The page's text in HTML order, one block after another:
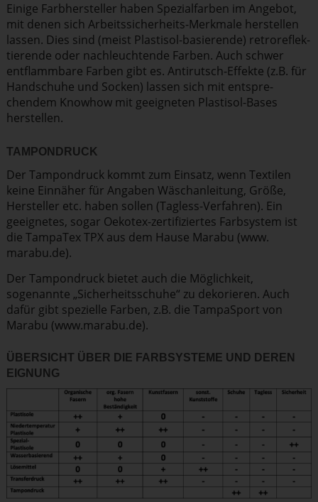
Einige Farbher­steller haben Spezi­al­farben im Angebot,
mit denen sich Arbeits­si­cher­heits-Merkmale herstellen
lassen. Dies sind (meist Plastisol-basierende) retro­re­flek­
tie­rende oder nachleuch­tende Farben. Auch schwer
entflammbare Farben gibt es. Antirutsch-Effekte (z.B. für
Handschuhe und Socken) lassen sich mit entspre­
chendem Knowhow mit geeigneten Plastisol-Bases
herstellen.
TAMPONDRUCK
Der Tampondruck kommt zum Einsatz, wenn Textilen
keine Einnäher für Angaben Wäsch­an­leitung, Größe,
Hersteller etc. haben sollen (Tagless-Verfahren). Ein
geeignetes, sogar Oekotex-zerti­fi­ziertes Farbsystem ist
die TampaTex TPX aus dem Hause Marabu (www.​
marabu.​de).
Der Tampondruck bietet auch die Möglichkeit,
sogenannte „Sicher­heits­schuhe“ zu dekorieren. Auch
dafür gibt spezielle Farben, z.B. die TampaSport von
Marabu (www.​marabu.​de).
ÜBERSICHT ÜBER DIE FARBSYSTEME UND DEREN
EIGNUNG